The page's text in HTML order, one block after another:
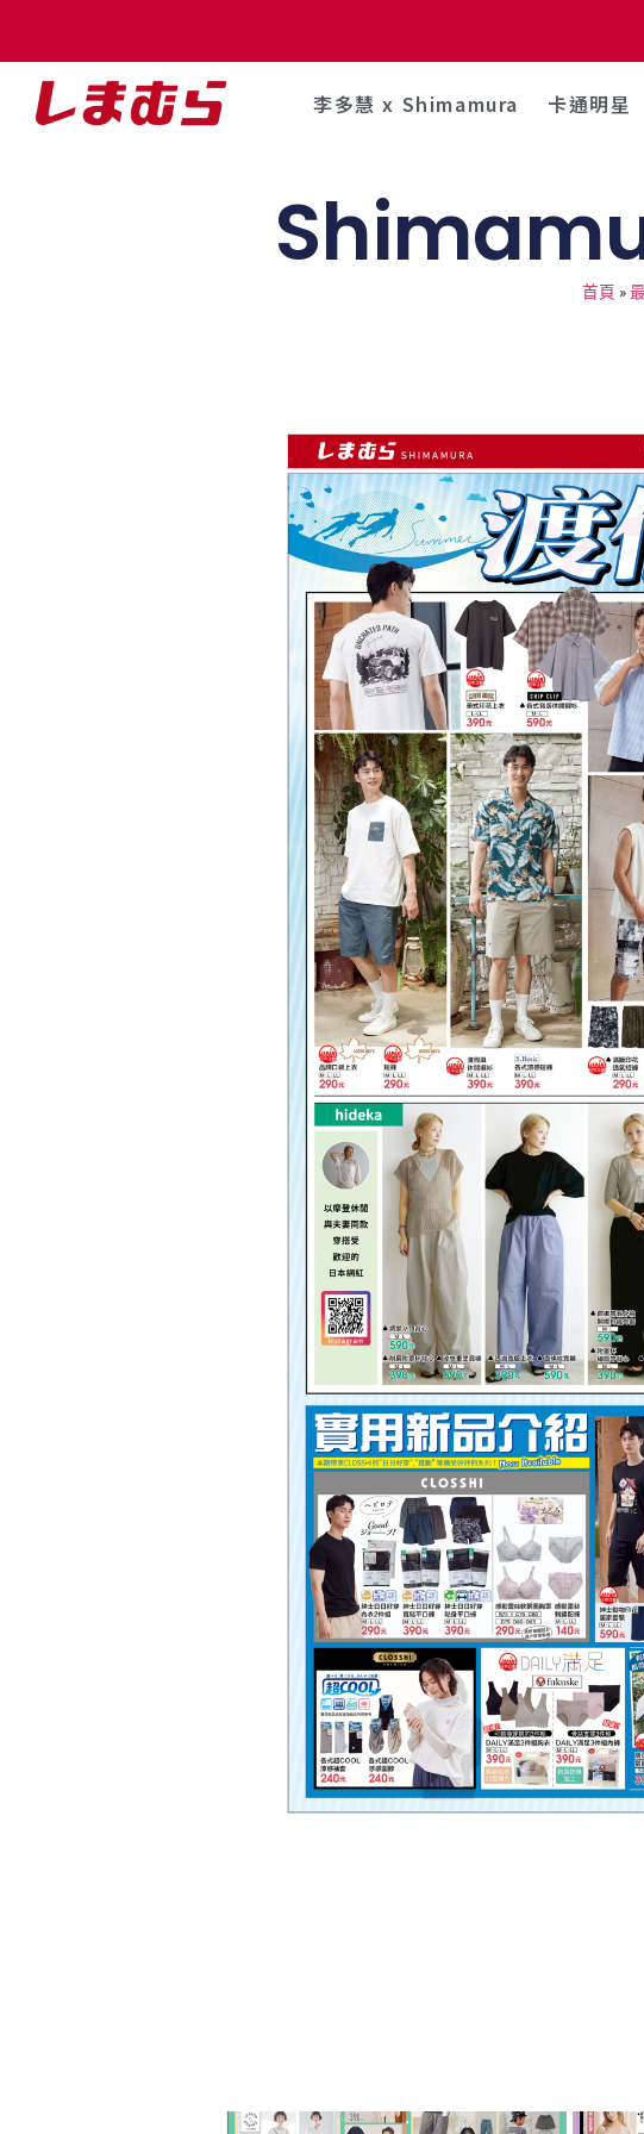
李多慧 x Shimamura 卡通明星
首頁 »